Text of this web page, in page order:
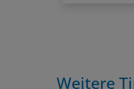
Weitere